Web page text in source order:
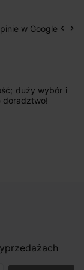
w Google keyboard_arrow_left keyboard_arrow_right
duży wybór i
doradztwo!